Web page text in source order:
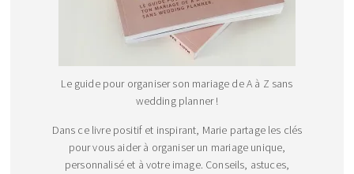
Le guide pour organiser son mariage de A à Z sans
wedding planner !
Dans ce livre positif et inspirant, Marie partage les clés
pour vous aider à organiser un mariage unique,
personnalisé et à votre image. Conseils, astuces,